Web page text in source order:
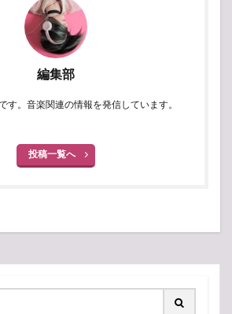
編集部
す。音楽関連の情報を発信しています。
投稿一覧へ